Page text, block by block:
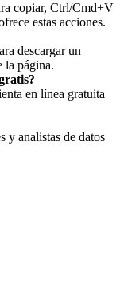
copiar, Ctrl/Cmd+V
estas acciones.
descargar un
la página.
en línea gratuita
y analistas de datos